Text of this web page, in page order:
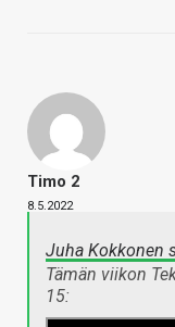
Timo 2
8.5.2022
Juha Kokkonen
Tämän viikon
15: